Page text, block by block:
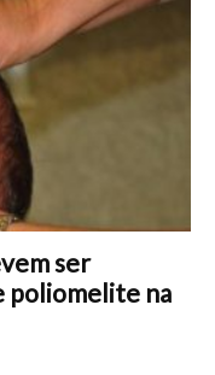
ser
poliomelite na